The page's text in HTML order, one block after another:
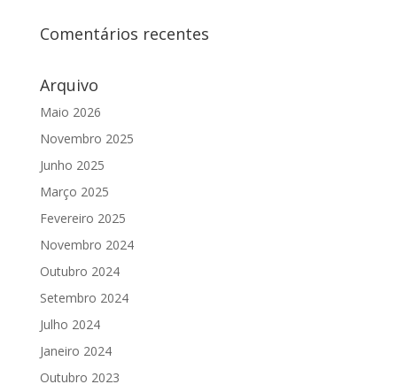
Comentários recentes
Arquivo
Maio 2026
Novembro 2025
Junho 2025
Março 2025
Fevereiro 2025
Novembro 2024
Outubro 2024
Setembro 2024
Julho 2024
Janeiro 2024
Outubro 2023